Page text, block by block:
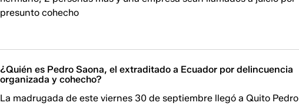
presunto cohecho
¿Quién es Pedro Saona, el extraditado a Ecuador por delincuencia
organizada y cohecho?
La madrugada de este viernes 30 de septiembre llegó a Quito Pedro